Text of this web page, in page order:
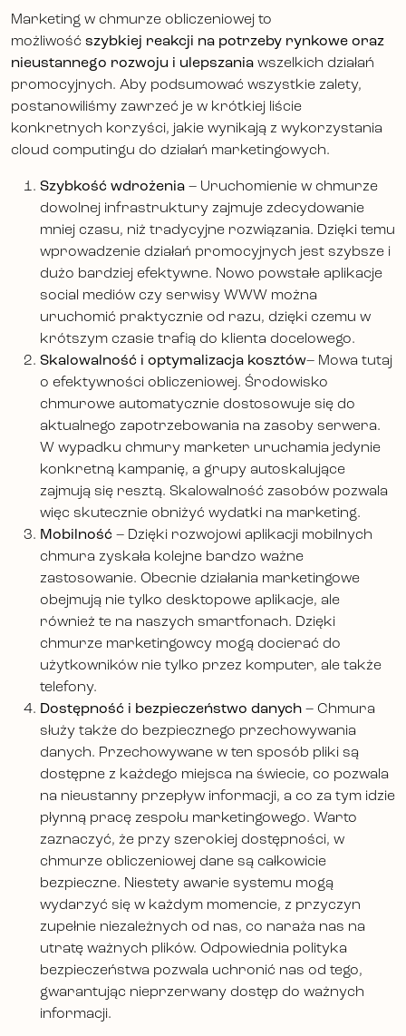
Marketing w chmurze obliczeniowej to
możliwość szybkiej reakcji na potrzeby rynkowe oraz
nieustannego rozwoju i ulepszania wszelkich działań
promocyjnych. Aby podsumować wszystkie zalety,
postanowiliśmy zawrzeć je w krótkiej liście
konkretnych korzyści, jakie wynikają z wykorzystania
cloud computingu do działań marketingowych.
Szybkość wdrożenia – Uruchomienie w chmurze
dowolnej infrastruktury zajmuje zdecydowanie
mniej czasu, niż tradycyjne rozwiązania. Dzięki temu
wprowadzenie działań promocyjnych jest szybsze i
dużo bardziej efektywne. Nowo powstałe aplikacje
social mediów czy serwisy WWW można
uruchomić praktycznie od razu, dzięki czemu w
krótszym czasie trafią do klienta docelowego.
Skalowalność i optymalizacja kosztów– Mowa tutaj
o efektywności obliczeniowej. Środowisko
chmurowe automatycznie dostosowuje się do
aktualnego zapotrzebowania na zasoby serwera.
W wypadku chmury marketer uruchamia jedynie
konkretną kampanię, a grupy autoskalujące
zajmują się resztą. Skalowalność zasobów pozwala
więc skutecznie obniżyć wydatki na marketing.
Mobilność – Dzięki rozwojowi aplikacji mobilnych
chmura zyskała kolejne bardzo ważne
zastosowanie. Obecnie działania marketingowe
obejmują nie tylko desktopowe aplikacje, ale
również te na naszych smartfonach. Dzięki
chmurze marketingowcy mogą docierać do
użytkowników nie tylko przez komputer, ale także
telefony.
Dostępność i bezpieczeństwo danych – Chmura
służy także do bezpiecznego przechowywania
danych. Przechowywane w ten sposób pliki są
dostępne z każdego miejsca na świecie, co pozwala
na nieustanny przepływ informacji, a co za tym idzie
płynną pracę zespołu marketingowego. Warto
zaznaczyć, że przy szerokiej dostępności, w
chmurze obliczeniowej dane są całkowicie
bezpieczne. Niestety awarie systemu mogą
wydarzyć się w każdym momencie, z przyczyn
zupełnie niezależnych od nas, co naraża nas na
utratę ważnych plików. Odpowiednia polityka
bezpieczeństwa pozwala uchronić nas od tego,
gwarantując nieprzerwany dostęp do ważnych
informacji.